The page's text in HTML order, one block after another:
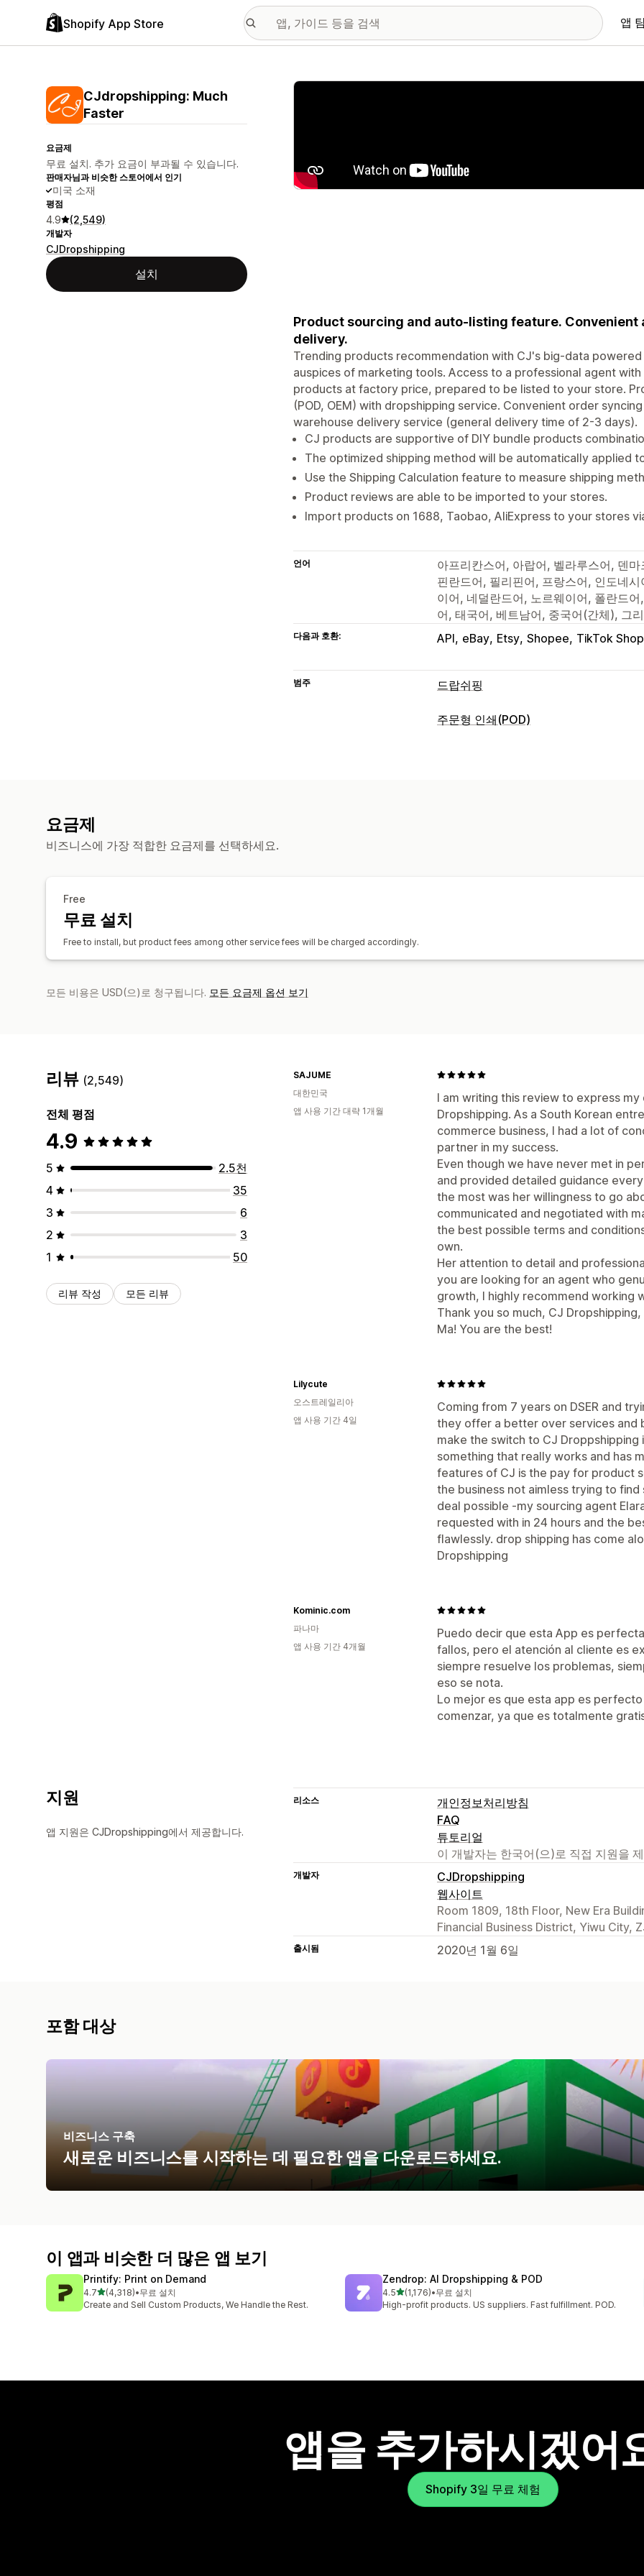
Shopify App Store 앱
CJdropshipping: Much
Faster
요금제
무료 설치. 추가 요금이 부과될 수 있습니다.
판매자님과 비슷한 스토어에서 인기
미국 소재
평점
4.9 (2,549)
개발자
CJDropshipping
설치
추천 이미지 갤러리
Product sourcing and auto-listing feature.
delivery.
Trending products recommendation with CJ's big-data
auspices of marketing tools. Access to a professional agent
products at factory price, prepared to be listed to your store.
(POD, OEM) with dropshipping service. Convenient order
warehouse delivery service (general delivery time of 2-3 days).
CJ products are supportive of DIY bundle products
The optimized shipping method will be automatically applied
Use the Shipping Calculation feature to measure shipping
Product reviews are able to be imported to your stores.
Import products on 1688, Taobao, AliExpress to your stores
언어
아프리칸스어, 아랍어, 벨라루스어, 덴
핀란드어, 필리핀어, 프랑스어, 인도네
이어, 네덜란드어, 노르웨이어, 폴란드
어, 태국어, 베트남어, 중국어(간체), 그
다음과 호환: API eBay Etsy Shopee TikTok Shop
범주 드랍쉬핑
판매할 수 있는 제품
주문형 인쇄(POD)
요금제
비즈니스에 가장 적합한 요금제를 선택하세요.
Free
무료 설치
Free to install, but product fees among other service fees will be charged accordingly.
모든 비용은 USD(으)로 청구됩니다. 모든 요금제 옵션 보기
리뷰 (2,549)
전체 평점
4.9
5
2.5천
4
35
3
6
2
3
1
50
리뷰 작성 모든 리뷰
I am writing this review to express
Dropshipping. As a South Korean
commerce business, I had a lot of
partner in my success.
Even though we have never met in
and provided detailed guidance
the most was her willingness to go
communicated and negotiated with
the best possible terms and
own.
Her attention to detail and
you are looking for an agent who
growth, I highly recommend working
Thank you so much, CJ
Ma! You are the best!
SAJUME
대한민국
앱 사용 기간 대략 1개월
Coming from 7 years on DSER and
they offer a better over services and
make the switch to CJ
something that really works and has
features of CJ is the pay for product
the business not aimless trying to
deal possible -my sourcing agent
requested with in 24 hours and the
flawlessly. drop shipping has come
Dropshipping
Lilycute
오스트레일리아
앱 사용 기간 4일
Puedo decir que esta App es
fallos, pero el atención al cliente es
siempre resuelve los problemas,
eso se nota.
Lo mejor es que esta app es
comenzar, ya que es totalmente
Kominic.com
파나마
앱 사용 기간 4개월
지원
앱 지원은 CJDropshipping에서 제공합니다.
리소스
개인정보처리방침
FAQ
튜토리얼
이 개발자는 한국어(으)로 직접 지원을
개발자
CJDropshipping
웹사이트
Room 1809, 18th Floor, New Era
Financial Business District, Yiwu City,
출시됨 2020년 1월 6일
포함 대상
비즈니스 구축
새로운 비즈니스를 시작하는 데 필요한 앱을 다운로드하세요.
이 앱과 비슷한 더 많은 앱 보기
Printify: Print on Demand
4.7별 5개 중
(4,318)
총 리뷰 4318개
•무료 설치
Create and Sell Custom Products, We Handle the Rest.
Zendrop: AI Dropshipping & POD
4.5별 5개 중
(1,176)
총 리뷰 1176개
•무료 설치
High-profit products. US suppliers. Fast fulfillment. POD.
앱을 추가하시겠어
Shopify 3일 무료 체험